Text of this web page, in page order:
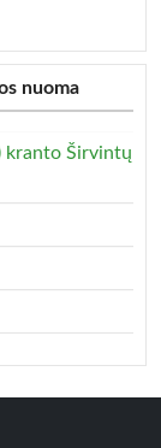
nuoma
kranto Širvintų